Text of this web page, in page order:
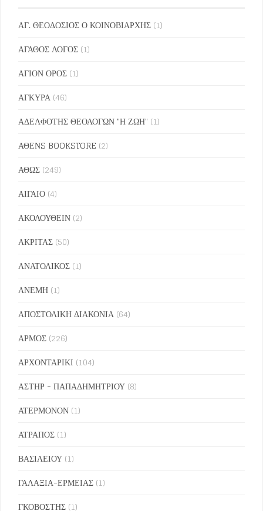
ΑΓ. ΘΕΟΔΟΣΙΟΣ Ο ΚΟΙΝΟΒΙΑΡΧΗΣ (1)
ΑΓΑΘΟΣ ΛΟΓΟΣ (1)
ΑΓΙΟΝ ΟΡΟΣ (1)
ΑΓΚΥΡΑ (46)
ΑΔΕΛΦΟΤΗΣ ΘΕΟΛΟΓΩΝ "Η ΖΩΗ" (1)
ΑΘΕΝS BOOKSTORE (2)
ΑΘΩΣ (249)
ΑΙΓΑΙΟ (4)
ΑΚΟΛΟΥΘΕΙΝ (2)
ΑΚΡΙΤΑΣ (50)
ΑΝΑΤΟΛΙΚΟΣ (1)
ΑΝΕΜΗ (1)
ΑΠΟΣΤΟΛΙΚΗ ΔΙΑΚΟΝΙΑ (64)
ΑΡΜΟΣ (226)
ΑΡΧΟΝΤΑΡΙΚΙ (104)
ΑΣΤΗΡ - ΠΑΠΑΔΗΜΗΤΡΙΟΥ (8)
ΑΤΕΡΜΟΝΟΝ (1)
ΑΤΡΑΠΟΣ (1)
ΒΑΣΙΛΕΙΟΥ (1)
ΓΑΛΑΞΙΑ-ΕΡΜΕΙΑΣ (1)
ΓΚΟΒΟΣΤΗΣ (1)